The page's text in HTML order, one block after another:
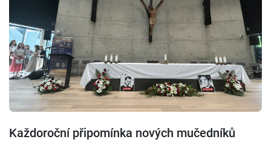
Každoroční připomínka nových mučedníků